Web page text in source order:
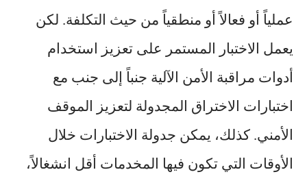
عملياً أو فعالاً أو منطقياً من حيث التكلفة. لكن
يعمل الاختبار المستمر على تعزيز استخدام
أدوات مراقبة الأمن الآلية جنباً إلى جنب مع
اختبارات الاختراق المجدولة لتعزيز الموقف
الأمني. كذلك، يمكن جدولة الاختبارات خلال
الأوقات التي تكون فيها المخدمات أقل انشغالاً،